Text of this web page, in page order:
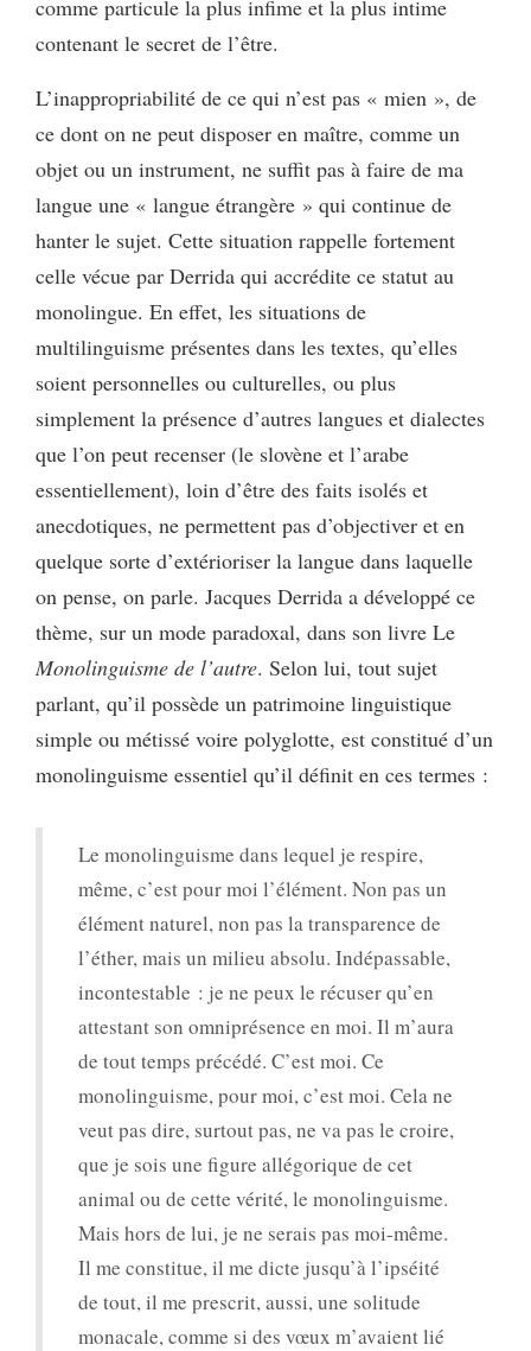
comme particule la plus infime et la plus intime
contenant le secret de l’être.
L’inappropriabilité de ce qui n’est pas « mien », de
ce dont on ne peut disposer en maître, comme un
objet ou un instrument, ne suffit pas à faire de ma
langue une « langue étrangère » qui continue de
hanter le sujet. Cette situation rappelle fortement
celle vécue par Derrida qui accrédite ce statut au
monolingue. En effet, les situations de
multilinguisme présentes dans les textes, qu’elles
soient personnelles ou culturelles, ou plus
simplement la présence d’autres langues et dialectes
que l’on peut recenser (le slovène et l’arabe
essentiellement), loin d’être des faits isolés et
anecdotiques, ne permettent pas d’objectiver et en
quelque sorte d’extérioriser la langue dans laquelle
on pense, on parle. Jacques Derrida a développé ce
thème, sur un mode paradoxal, dans son livre Le
Monolinguisme de l’autre. Selon lui, tout sujet
parlant, qu’il possède un patrimoine linguistique
simple ou métissé voire polyglotte, est constitué d’un
monolinguisme essentiel qu’il définit en ces termes :
Le monolinguisme dans lequel je respire,
même, c’est pour moi l’élément. Non pas un
élément naturel, non pas la transparence de
l’éther, mais un milieu absolu. Indépassable,
incontestable : je ne peux le récuser qu’en
attestant son omniprésence en moi. Il m’aura
de tout temps précédé. C’est moi. Ce
monolinguisme, pour moi, c’est moi. Cela ne
veut pas dire, surtout pas, ne va pas le croire,
que je sois une figure allégorique de cet
animal ou de cette vérité, le monolinguisme.
Mais hors de lui, je ne serais pas moi-même.
Il me constitue, il me dicte jusqu’à l’ipséité
de tout, il me prescrit, aussi, une solitude
monacale, comme si des vœux m’avaient lié